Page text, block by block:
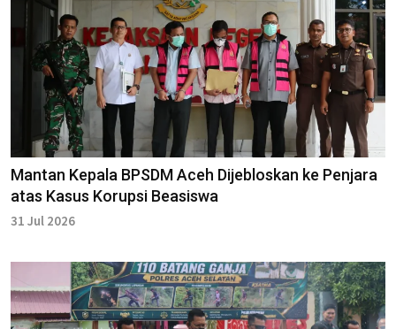
Mantan Kepala BPSDM Aceh Dijebloskan ke Penjara
atas Kasus Korupsi Beasiswa
31 Jul 2026